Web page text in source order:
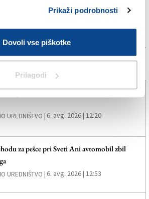
Prikaži podrobnosti
Dovoli vse piškotke
Prilagodi
igrišče bo ostalo v domačih rokah
UREDNIŠTVO |6. avg. 2026 | 12:20
za pešce pri Sveti Ani avtomobil zbil
UREDNIŠTVO | 6. avg. 2026 | 12:53